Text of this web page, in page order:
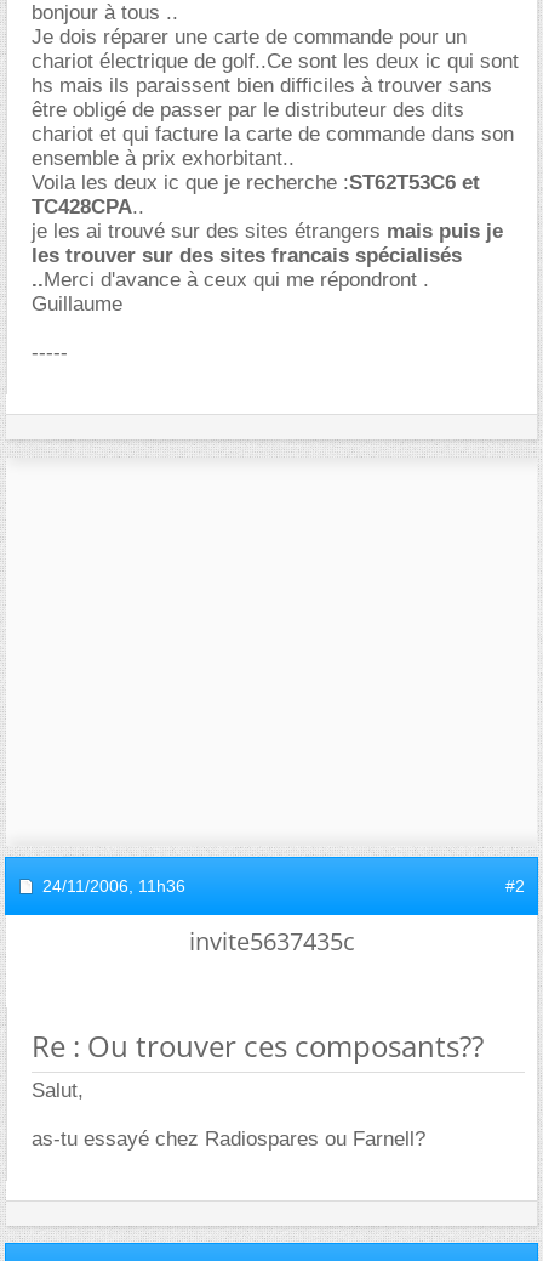
bonjour à tous ..
Je dois réparer une carte de commande pour un
chariot électrique de golf..Ce sont les deux ic qui sont
hs mais ils paraissent bien difficiles à trouver sans
être obligé de passer par le distributeur des dits
chariot et qui facture la carte de commande dans son
ensemble à prix exhorbitant..
Voila les deux ic que je recherche :ST62T53C6 et
TC428CPA..
je les ai trouvé sur des sites étrangers mais puis je
les trouver sur des sites francais spécialisés
..Merci d'avance à ceux qui me répondront .
Guillaume
-----
24/11/2006, 11h36 #2
invite5637435c
Re : Ou trouver ces composants??
Salut,
as-tu essayé chez Radiospares ou Farnell?